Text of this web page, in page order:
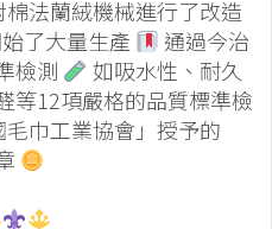
法蘭絨機械進行了改造
了大量生產
通過今治
檢測
如吸水性、耐久
等12項嚴格的品質標準檢
巾工業協會」授予的